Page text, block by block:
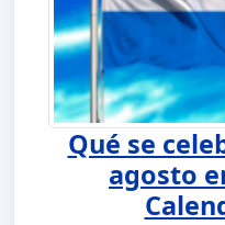
Qué se
agosto